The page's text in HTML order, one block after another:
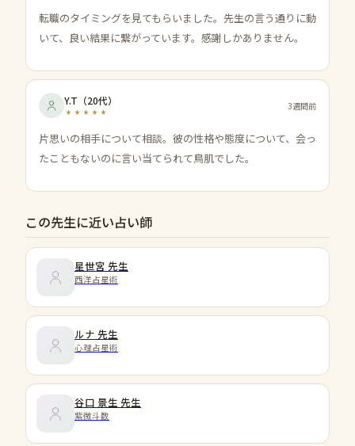
転職のタイミングを見てもらいました。先生の言う通りに動
いて、良い結果に繋がっています。感謝しかありません。
Y.T （20代） 3週間前
片思いの相手について相談。彼の性格や態度について、会っ
たこともないのに言い当てられて鳥肌でした。
この先生に近い占い師
星世宮 先生
西洋占星術
ルナ 先生
心理占星術
谷口 景生 先生
紫微斗数